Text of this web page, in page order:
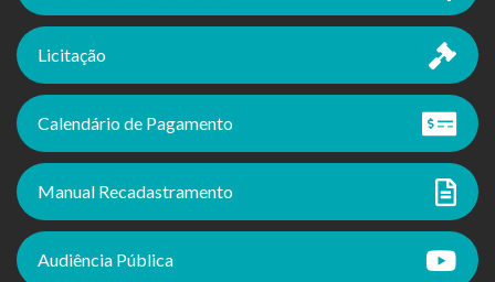
Licitação
Calendário de Pagamento
Manual Recadastramento
Audiência Pública